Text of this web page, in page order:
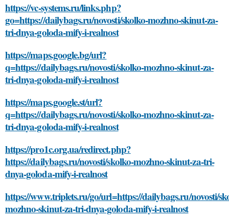
https://vc-systems.ru/links.php?
go=https://dailybags.ru/novosti/skolko-mozhno-skinut-za-
tri-dnya-goloda-mify-i-realnost
https://maps.google.bg/url?
q=https://dailybags.ru/novosti/skolko-mozhno-skinut-za-
tri-dnya-goloda-mify-i-realnost
https://maps.google.st/url?
q=https://dailybags.ru/novosti/skolko-mozhno-skinut-za-
tri-dnya-goloda-mify-i-realnost
https://pro1c.org.ua/redirect.php?
https://dailybags.ru/novosti/skolko-mozhno-skinut-za-tri-
dnya-goloda-mify-i-realnost
https://www.triplets.ru/go/url=https://dailybags.ru/novosti/
mozhno-skinut-za-tri-dnya-goloda-mify-i-realnost